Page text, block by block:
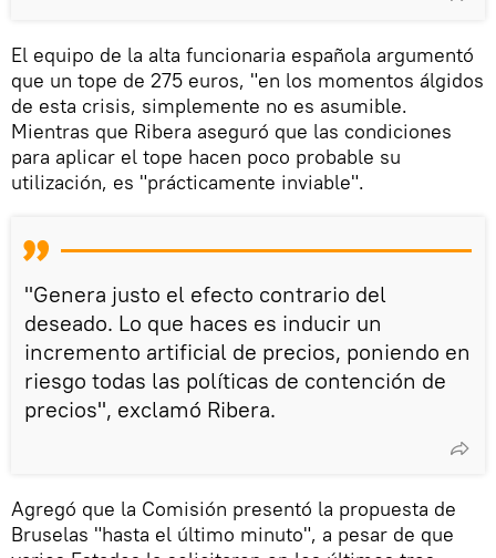
El equipo de la alta funcionaria española argumentó
que un tope de 275 euros, "en los momentos álgidos
de esta crisis, simplemente no es asumible.
Mientras que Ribera aseguró que las condiciones
para aplicar el tope hacen poco probable su
utilización, es "prácticamente inviable".
"Genera justo el efecto contrario del
deseado. Lo que haces es inducir un
incremento artificial de precios, poniendo en
riesgo todas las políticas de contención de
precios", exclamó Ribera.
Agregó que la Comisión presentó la propuesta de
Bruselas "hasta el último minuto", a pesar de que